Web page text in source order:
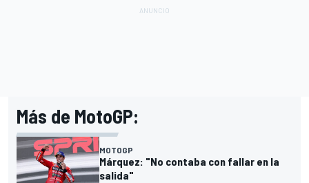
Más de MotoGP:
MOTOGP
Márquez: "No contaba con fallar en la
salida"